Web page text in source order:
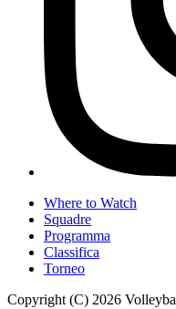
Where to Watch
Squadre
Programma
Classifica
Torneo
Copyright (C) 2026